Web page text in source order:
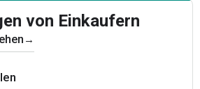
von Einkaufern
→